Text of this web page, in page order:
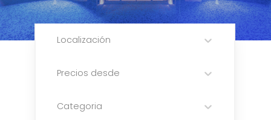
Localización
Precios desde
Categoria